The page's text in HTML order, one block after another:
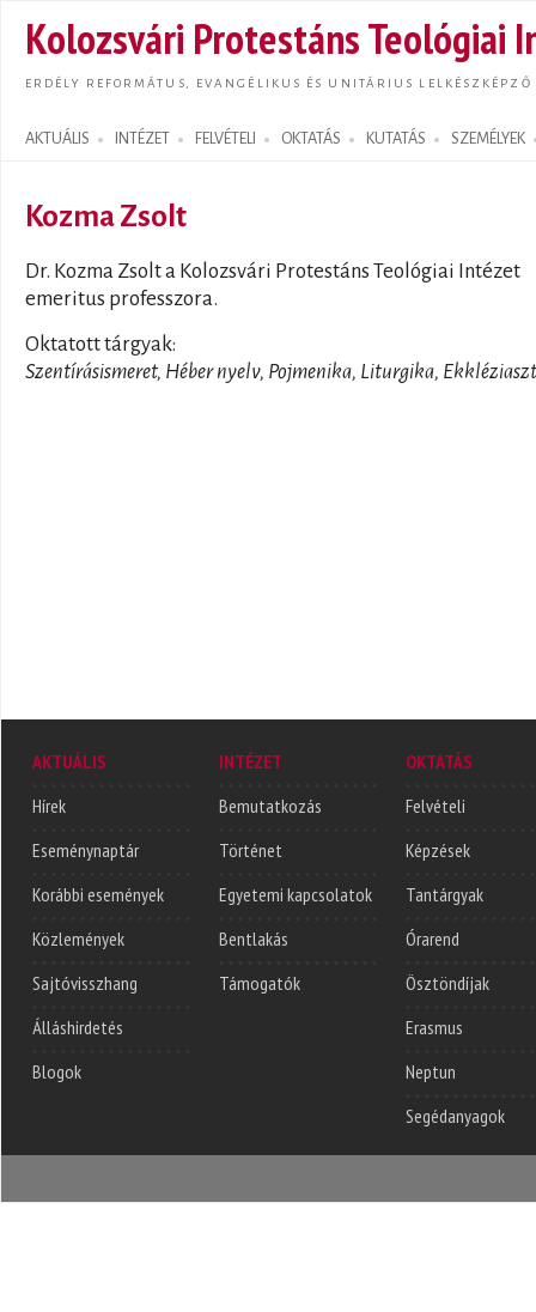
Kolozsvári Protestáns Teológiai
ERDÉLY REFORMÁTUS, EVANGÉLIKUS ÉS UNITÁRIUS LELKÉSZKÉPZŐ
AKTUÁLIS INTÉZET FELVÉTELI OKTATÁS KUTATÁS SZEMÉLYEK
Search form
Kozma Zsolt
Dr. Kozma Zsolt a Kolozsvári Protestáns Teológiai Intézet
emeritus professzora.
Oktatott tárgyak:
Szentírásismeret, Héber nyelv, Pojmenika, Liturgika,
AKTUÁLIS
Hírek
Eseménynaptár
Korábbi események
Közlemények
Sajtóvisszhang
Álláshirdetés
Blogok
INTÉZET
Bemutatkozás
Történet
Egyetemi kapcsolatok
Bentlakás
Támogatók
OKTATÁS
Felvételi
Képzések
Tantárgyak
Órarend
Ösztöndíjak
Erasmus
Neptun
Segédanyagok